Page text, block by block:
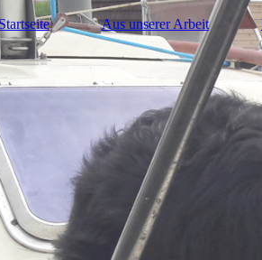
Aus unserer Arbeit